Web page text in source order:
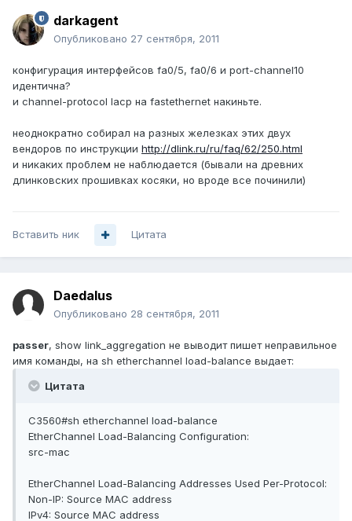
darkagent
Опубликовано 27 сентября, 2011
конфигурация интерфейсов fa0/5, fa0/6 и port-channel10
идентична?
и channel-protocol lacp на fastethernet накиньте.
неоднократно собирал на разных железках этих двух
вендоров по инструкции http://dlink.ru/ru/faq/62/250.html
и никаких проблем не наблюдается (бывали на древних
длинковских прошивках косяки, но вроде все починили)
Вставить ник Цитата
Daedalus
Опубликовано 28 сентября, 2011
passer, show link_aggregation не выводит пишет неправильное
имя команды, на sh etherchannel load-balance выдает:
Цитата
C3560#sh etherchannel load-balance
EtherChannel Load-Balancing Configuration:
src-mac
EtherChannel Load-Balancing Addresses Used Per-Protocol:
Non-IP: Source MAC address
IPv4: Source MAC address